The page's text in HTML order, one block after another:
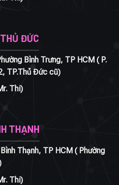
ĐỨC
Bình Trưng, TP HCM ( P.
TP.Thủ Đức cũ)
Thi)
THẠNH
Thạnh, TP HCM ( Phường
Thi)